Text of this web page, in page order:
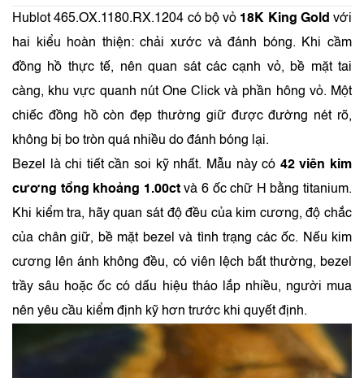
Hublot 465.OX.1180.RX.1204 có bộ vỏ 18K King Gold với
hai kiểu hoàn thiện: chải xước và đánh bóng. Khi cầm
đồng hồ thực tế, nên quan sát các cạnh vỏ, bề mặt tai
càng, khu vực quanh nút One Click và phần hông vỏ. Một
chiếc đồng hồ còn đẹp thường giữ được đường nét rõ,
không bị bo tròn quá nhiều do đánh bóng lại.
Bezel là chi tiết cần soi kỹ nhất. Mẫu này có 42 viên kim
cương tổng khoảng 1.00ctvà 6 ốc chữ H bằng titanium.
Khi kiểm tra, hãy quan sát độ đều của kim cương, độ chắc
của chân giữ, bề mặt bezel và tình trạng các ốc. Nếu kim
cương lên ánh không đều, có viên lệch bất thường, bezel
trầy sâu hoặc ốc có dấu hiệu tháo lắp nhiều, người mua
nên yêu cầu kiểm định kỹ hơn trước khi quyết định.